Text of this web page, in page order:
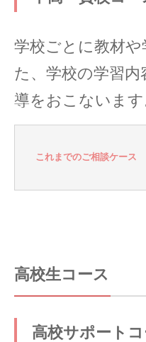
学校ごとに教材
た、学校の学習
導をおこないます
これまでのご相談ケース
高校生コース
高校サポートコ